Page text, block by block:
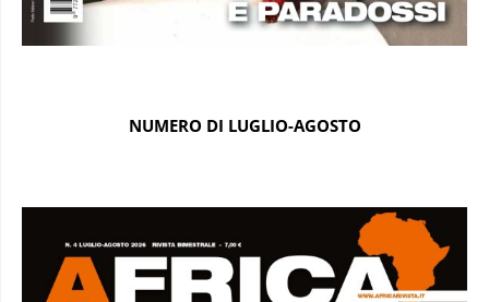
NUMERO DI LUGLIO-AGOSTO